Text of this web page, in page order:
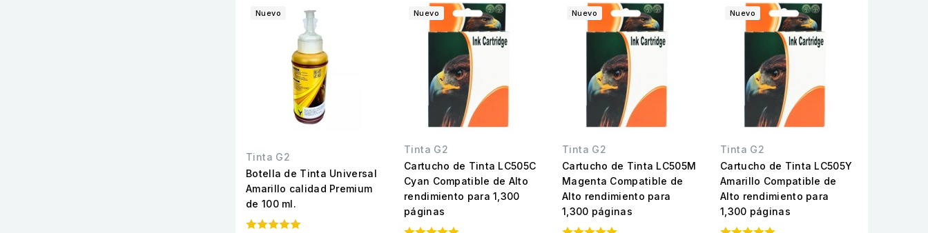
Nuevo
Tinta G2
Botella de Tinta Universal
Amarillo calidad Premium
de 100 ml.
Nuevo
Tinta G2
Cartucho de Tinta LC505C
Cyan Compatible de Alto
rendimiento para 1,300
páginas
Nuevo
Tinta G2
Cartucho de Tinta LC505M
Magenta Compatible de
Alto rendimiento para
1,300 páginas
Nuevo
Tinta G2
Cartucho de Tinta LC505Y
Amarillo Compatible de
Alto rendimiento para
1,300 páginas